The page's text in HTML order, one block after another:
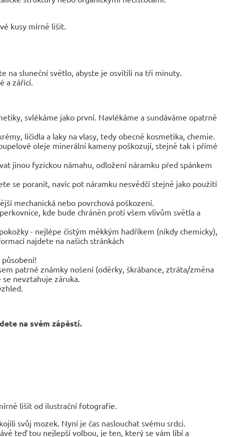
kusy mírně lišit.
na sluneční světlo, abyste je osvítili na tři minuty.
a zářící.
svlékáme jako první. Navlékáme a sundáváme opatrně
líčidla a laky na vlasy, tedy obecně kosmetika, chemie.
oleje minerální kameny poškozují, stejně tak i přímé
jinou fyzickou námahu, odložení náramku před spánkem
se poranit, navíc pot náramku nesvědčí stejně jako použití
mechanická nebo povrchová poškození.
kde bude chráněn proti všem vlivům světla a
- nejlépe čistým měkkým hadříkem (nikdy chemicky),
najdete na našich stránkách
patrné známky nošení (oděrky, škrábance, ztráta/změna
nevztahuje záruka.
na svém zápěstí.
lišit od ilustrační fotografie.
svůj mozek. Nyní je čas naslouchat svému srdci.
teď tou nejlepší volbou, je ten, který se vám líbí a